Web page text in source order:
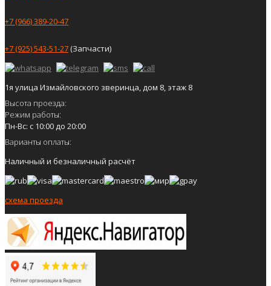
+7 (966) 389-20-47
+7 (925) 543-51-27(Запчасти)
1я улица Измайловского зверинца, дом 8, этаж 8
Высота проезда:
Режим работы:
Пн-Вс: с 10:00 до 20:00
Варианты оплаты:
Наличный и безналичный расчёт
схема проезда